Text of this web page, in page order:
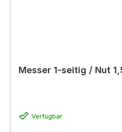
Messer 1-seitig / Nut
Verfügbar